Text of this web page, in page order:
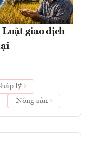
Luật giao dịch
lý
Nông sản